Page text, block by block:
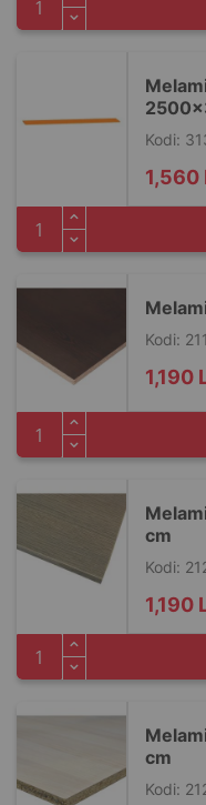
Kodi:
1,560
Kodi:
1,190
cm
Kodi:
1,190
cm
Kodi: